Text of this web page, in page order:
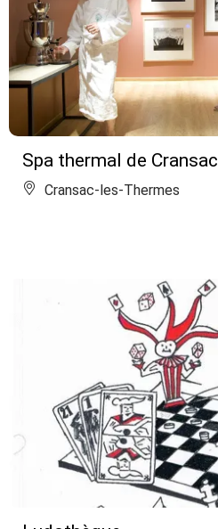
Spa thermal de Cransac
Cransac-les-Thermes